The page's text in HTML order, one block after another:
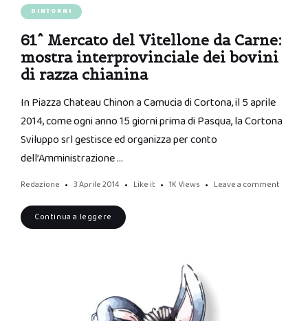
DINTORNI
61^ Mercato del Vitellone da Carne:
mostra interprovinciale dei bovini
di razza chianina
In Piazza Chateau Chinon a Camucia di Cortona, il 5 aprile
2014, come ogni anno 15 giorni prima di Pasqua, la Cortona
Sviluppo srl gestisce ed organizza per conto
dell’Amministrazione …
Redazione 3 Aprile 2014 Like it 1K Views Leave a comment
Continua a leggere